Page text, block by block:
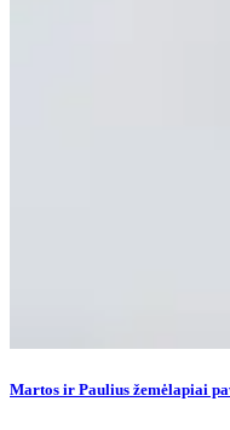
Martos ir Paulius žemėlapiai